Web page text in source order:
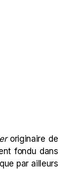
originaire de
fondu dans
par ailleurs